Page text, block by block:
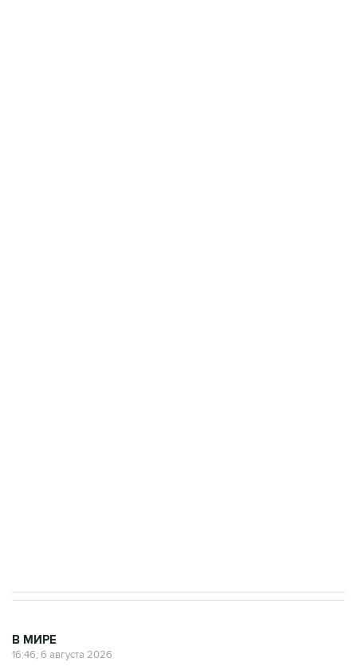
В МИРЕ
16:46, 6 августа 2026